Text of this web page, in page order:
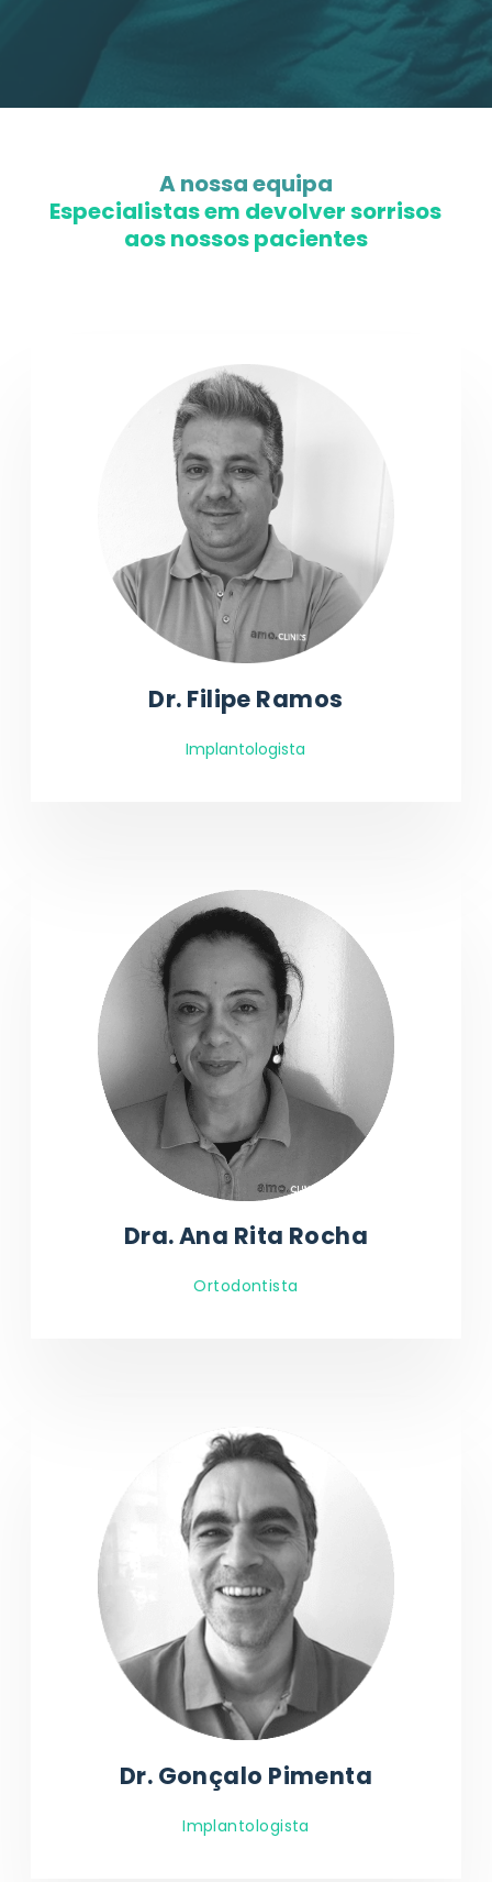
A nossa equipa
Especialistas em devolver sorrisos
aos nossos pacientes
Dr. Filipe Ramos
Implantologista
Dra. Ana Rita Rocha
Ortodontista
Dr. Gonçalo Pimenta
Implantologista